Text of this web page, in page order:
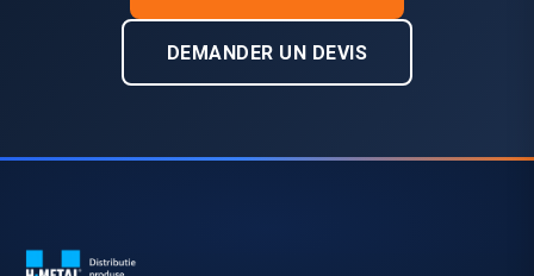
DEMANDER UN DEVIS